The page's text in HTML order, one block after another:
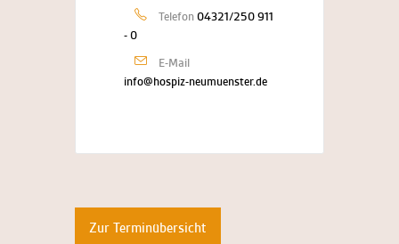
Telefon 04321/250 911
- 0
E-Mail
info@hospiz-neumuenster.de
Zur Terminübersicht